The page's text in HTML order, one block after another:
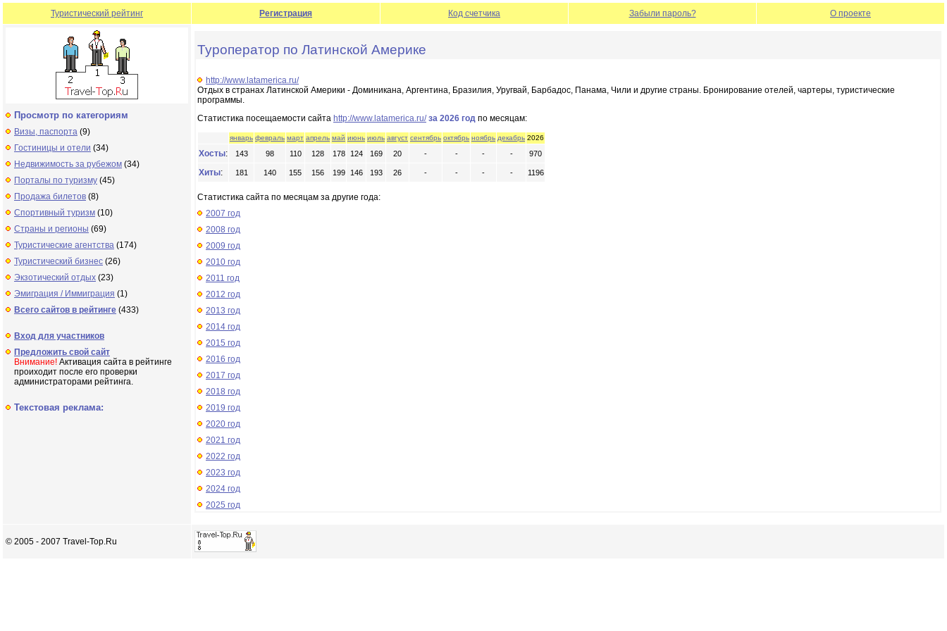
Туристический рейтинг Регистрация Код счетчика Забыли пароль? О проекте
Просмотр по категориям
Визы, паспорта (9)
Гостиницы и отели (34)
Недвижимость за рубежом (34)
Порталы по туризму (45)
Продажа билетов (8)
Спортивный туризм (10)
Страны и регионы (69)
Туристические агентства (174)
Туристический бизнес (26)
Экзотический отдых (23)
Эмиграция / Иммиграция (1)
Всего сайтов в рейтинге (433)
Вход для участников
Предложить свой сайт
Внимание! Активация сайта в рейтинге
проиходит после его проверки
администраторами рейтинга.
Текстовая реклама:
Туроператор по Латинской Америке
http://www.latamerica.ru/
Отдых в странах Латинской Америки - Доминикана, Аргентина, Бразилия, Уругвай, Барбадос, Панама, Чили и другие страны. Бронирование отелей, чартеры, туристические
программы.
Статистика посещаемости сайта http://www.latamerica.ru/ за 2026 год по месяцам:
январь февраль март апрель май июнь июль август сентябрь октябрь ноябрь декабрь 2026
Хосты: 143 98 110 128 178 124 169 20 - - - - 970
Хиты: 181 140 155 156 199 146 193 26 - - - - 1196
Статистика сайта по месяцам за другие года:
2007 год
2008 год
2009 год
2010 год
2011 год
2012 год
2013 год
2014 год
2015 год
2016 год
2017 год
2018 год
2019 год
2020 год
2021 год
2022 год
2023 год
2024 год
2025 год
© 2005 - 2007 Travel-Top.Ru